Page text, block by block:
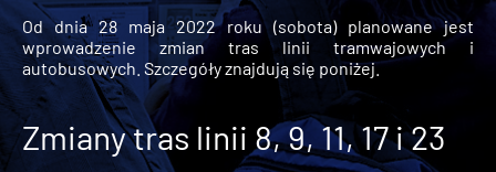
Od dnia 28 maja 2022 roku (sobota) planowane jest
wprowadzenie zmian tras linii tramwajowych i
autobusowych. Szczegóły znajdują się poniżej.
Zmiany tras linii 8, 9, 11, 17 i 23